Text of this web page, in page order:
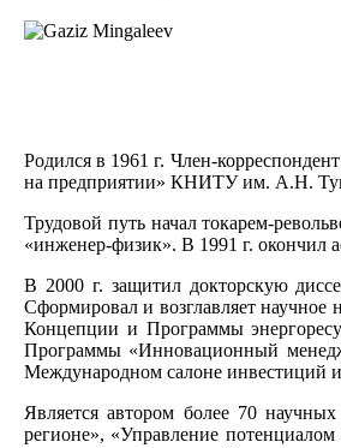
Родился в 1961 г. Член-
на предприятии» КНИТУ им. А.Н.
Трудовой путь начал токарем-
«инженер-физик». В 1991 г. окончил
В 2000 г. защитил докторскую
Сформировал и возглавляет
Концепции и Программы
Программы «Инновационный
Международном салоне инвестиций
Является автором более 70
регионе», «Управление